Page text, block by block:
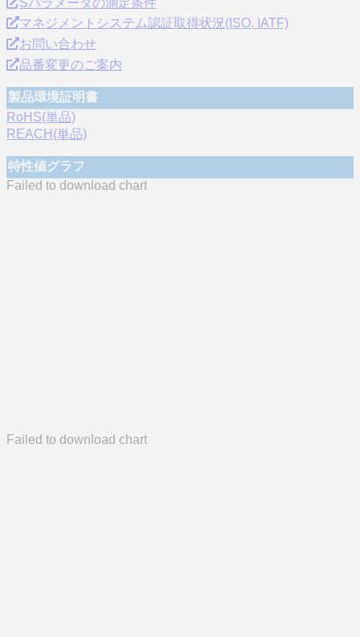
マネジメントシステム認証取得状況(ISO, IATF)
お問い合わせ
品番変更のご案内
製品環境証明書
RoHS(単品)
REACH(単品)
特性値グラフ
Failed to download chart
Failed to download chart